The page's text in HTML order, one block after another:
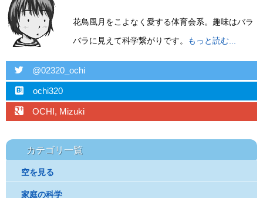
花鳥風月をこよなく愛する体育会系。趣味はバラ
バラに見えて科学繋がりです。
もっと読む...
twitter @02320_ochi
hatebu ochi320
googleplus OCHI, Mizuki
カテゴリ一覧
空を見る
家庭の科学